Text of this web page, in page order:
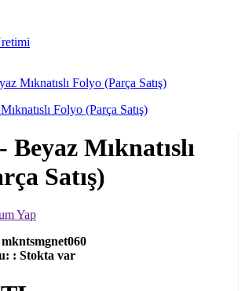
Mıknatıslı Folyo (Parça Satış)
Beyaz Mıknatıslı
Satış)
Yap
mkntsmgnet060
: Stokta var